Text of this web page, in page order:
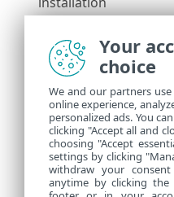
Your
choice
We and our partners
online experience,
personalized ads. You
clicking "Accept all and
choosing "Accept
settings by clicking
withdraw your
anytime by clicking